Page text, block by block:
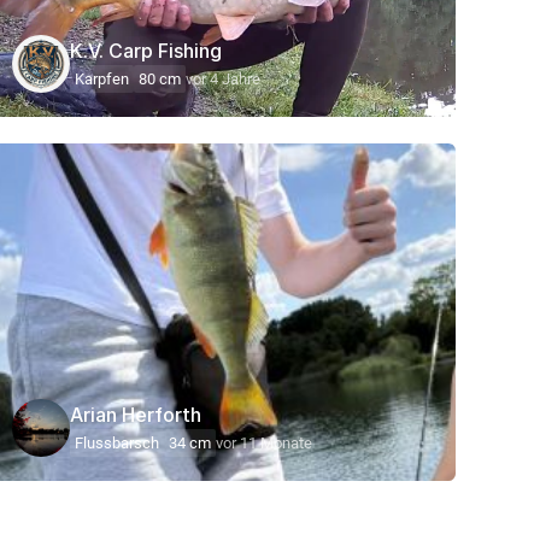
K.V. Carp Fishing
Karpfen 80 cm vor 4 Jahre
Arian Herforth
Flussbarsch 34 cm vor 11 Monate